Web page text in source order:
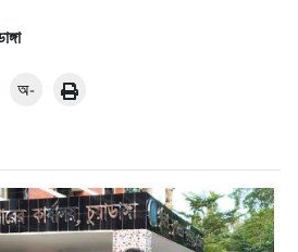
অ-